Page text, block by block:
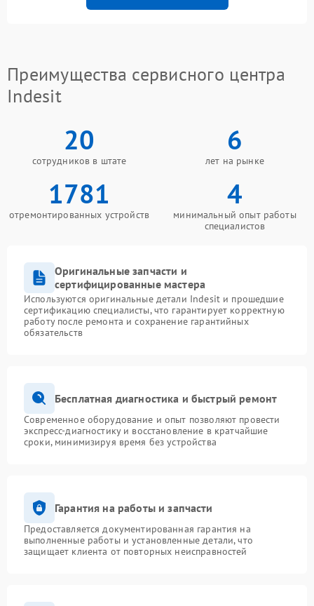
Преимущества сервисного центра
Indesit
20
сотрудников в штате
6
лет на рынке
1781
отремонтированных устройств
4
минимальный опыт работы
специалистов
Оригинальные запчасти и
сертифицированные мастера
Используются оригинальные детали Indesit и прошедшие
сертификацию специалисты, что гарантирует корректную
работу после ремонта и сохранение гарантийных
обязательств
Бесплатная диагностика и быстрый ремонт
Современное оборудование и опыт позволяют провести
экспресс-диагностику и восстановление в кратчайшие
сроки, минимизируя время без устройства
Гарантия на работы и запчасти
Предоставляется документированная гарантия на
выполненные работы и установленные детали, что
защищает клиента от повторных неисправностей